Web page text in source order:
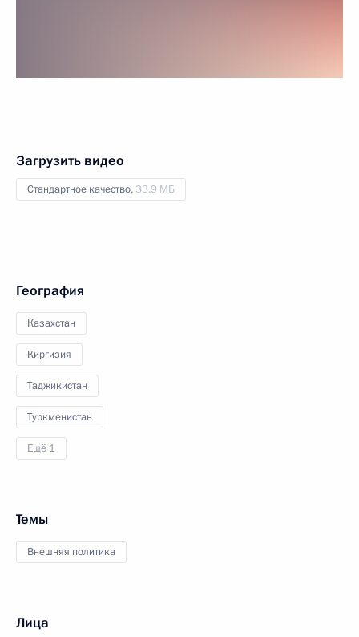
Загрузить видео
Стандартное качество, 33.9 МБ
География
Казахстан
Киргизия
Таджикистан
Туркменистан
Ещё 1
Темы
Внешняя политика
Лица